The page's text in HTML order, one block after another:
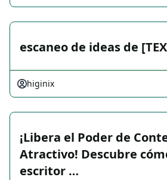
escaneo de ideas de
higinix
¡Libera el Poder de
Atractivo! Descubre
escritor …